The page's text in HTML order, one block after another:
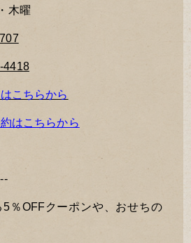
木曜
4418
こちらから
はこちらから
％OFFクーポンや、おせちの